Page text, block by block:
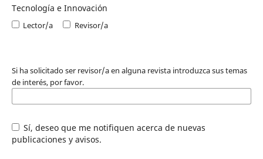
Tecnología e Innovación
Lector/a Revisor/a
Si ha solicitado ser revisor/a en alguna revista introduzca sus temas
de interés, por favor.
Sí, deseo que me notifiquen acerca de nuevas
publicaciones y avisos.